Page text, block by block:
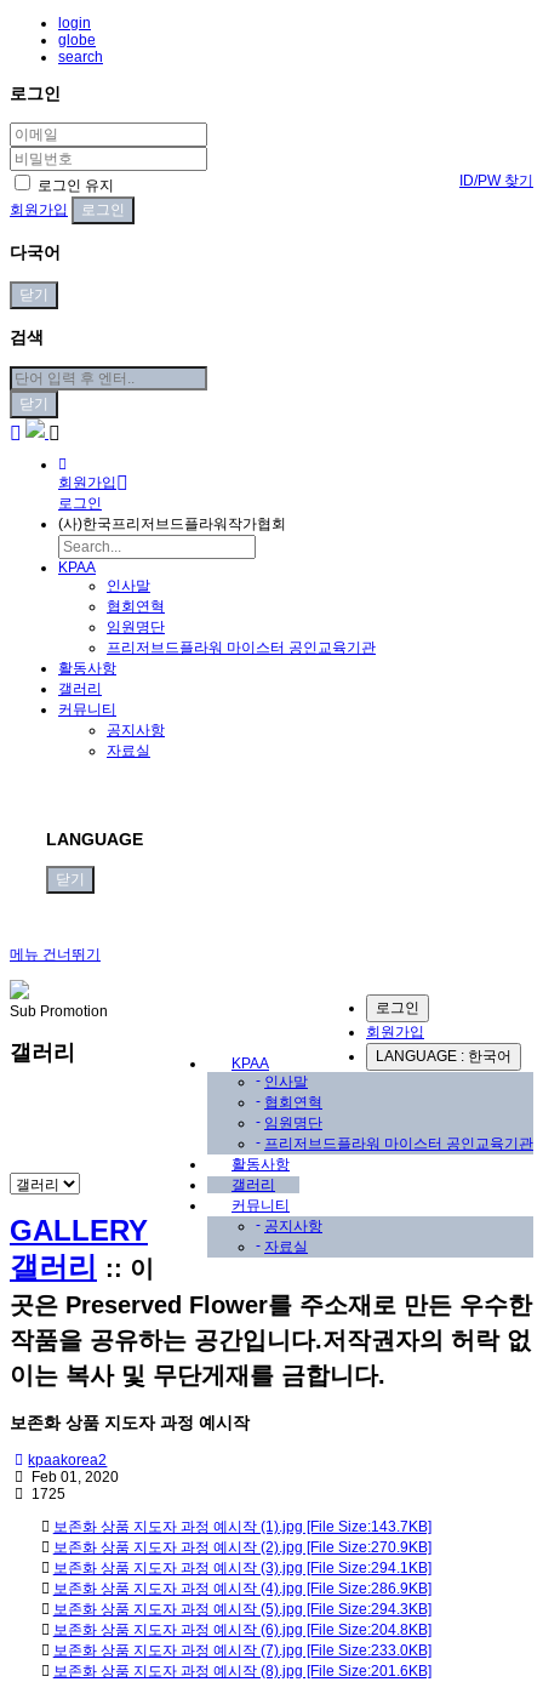
login
globe
search
로그인
ID/PW 찾기
로그인 유지
회원가입
다국어
닫기
검색
닫기
회원가입
로그인
(사)한국프리저브드플라워작가협회
KPAA
인사말
협회연혁
임원명단
프리저브드플라워 마이스터 공인교육기관
활동사항
갤러리
커뮤니티
공지사항
자료실
LANGUAGE
닫기
메뉴 건너뛰기
로그인
회원가입
LANGUAGE : 한국어
KPAA
- 인사말
- 협회연혁
- 임원명단
- 프리저브드플라워 마이스터 공인교육기관
활동사항
갤러리
커뮤니티
- 공지사항
- 자료실
Sub Promotion
갤러리
GALLERY
갤러리
:: 이
곳은 Preserved Flower를 주소재로 만든 우수한
작품을 공유하는 공간입니다.저작권자의 허락 없
이는 복사 및 무단게재를 금합니다.
보존화 상품 지도자 과정 예시작
kpaakorea2
Feb 01, 2020
1725
보존화 상품 지도자 과정 예시작 (1).jpg [File Size:143.7KB]
보존화 상품 지도자 과정 예시작 (2).jpg [File Size:270.9KB]
보존화 상품 지도자 과정 예시작 (3).jpg [File Size:294.1KB]
보존화 상품 지도자 과정 예시작 (4).jpg [File Size:286.9KB]
보존화 상품 지도자 과정 예시작 (5).jpg [File Size:294.3KB]
보존화 상품 지도자 과정 예시작 (6).jpg [File Size:204.8KB]
보존화 상품 지도자 과정 예시작 (7).jpg [File Size:233.0KB]
보존화 상품 지도자 과정 예시작 (8).jpg [File Size:201.6KB]